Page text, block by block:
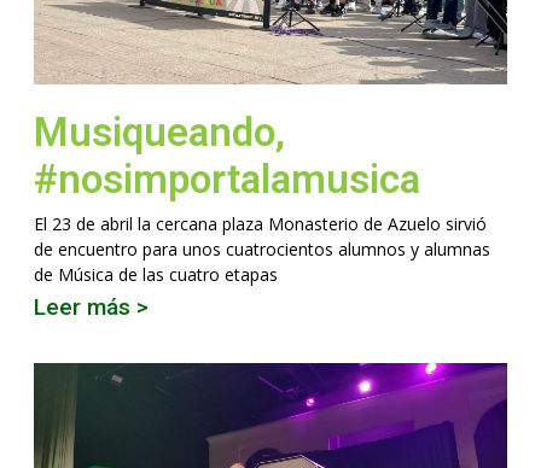
Musiqueando,
#nosimportalamusica
El 23 de abril la cercana plaza Monasterio de Azuelo sirvió
de encuentro para unos cuatrocientos alumnos y alumnas
de Música de las cuatro etapas
Leer más >